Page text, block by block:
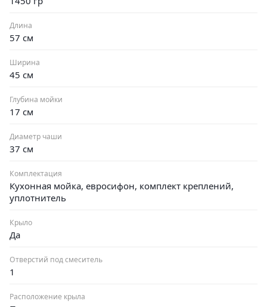
Длина
57 см
Ширина
45 см
Глубина мойки
17 см
Диаметр чаши
37 см
Комплектация
Кухонная мойка, евросифон, комплект креплений,
уплотнитель
Крыло
Да
Отверстий под смеситель
1
Расположение крыла